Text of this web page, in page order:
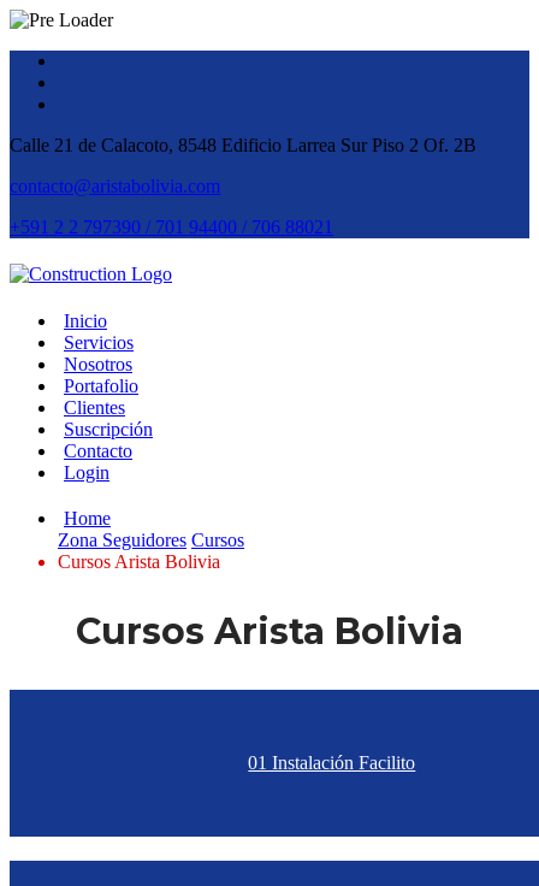
Calle 21 de Calacoto, 8548 Edificio Larrea Sur Piso 2 Of. 2B
contacto@aristabolivia.com
+591 2 2 797390 / 701 94400 / 706 88021
Inicio
Servicios
Nosotros
Portafolio
Clientes
Suscripción
Contacto
Login
Home
Zona Seguidores Cursos
Cursos Arista Bolivia
Cursos Arista Bolivia
01 Instalación Facilito